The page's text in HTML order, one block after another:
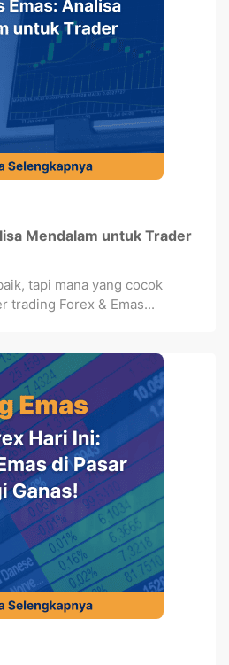
Mendalam untuk Trader
tapi mana yang cocok
trading Forex & Emas...